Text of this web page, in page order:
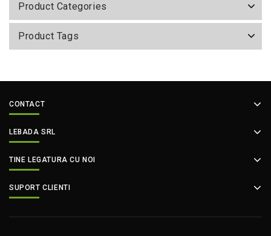
Product Categories
Product Tags
CONTACT
LEBADA SRL
TINE LEGATURA CU NOI
SUPORT CLIENTI